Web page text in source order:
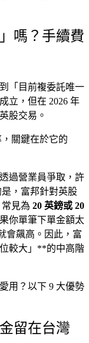
嗎？手續費
「目前複委託唯一
立，但在 2026 年
股交易。
關鍵在於它的
過營業員爭取，許
，富邦針對英股
常見為 20 英鎊或 20
你單筆下單金額太
會飆高。因此，富
位較大」**的中高階
用？以下 9 大優勢
留在台灣